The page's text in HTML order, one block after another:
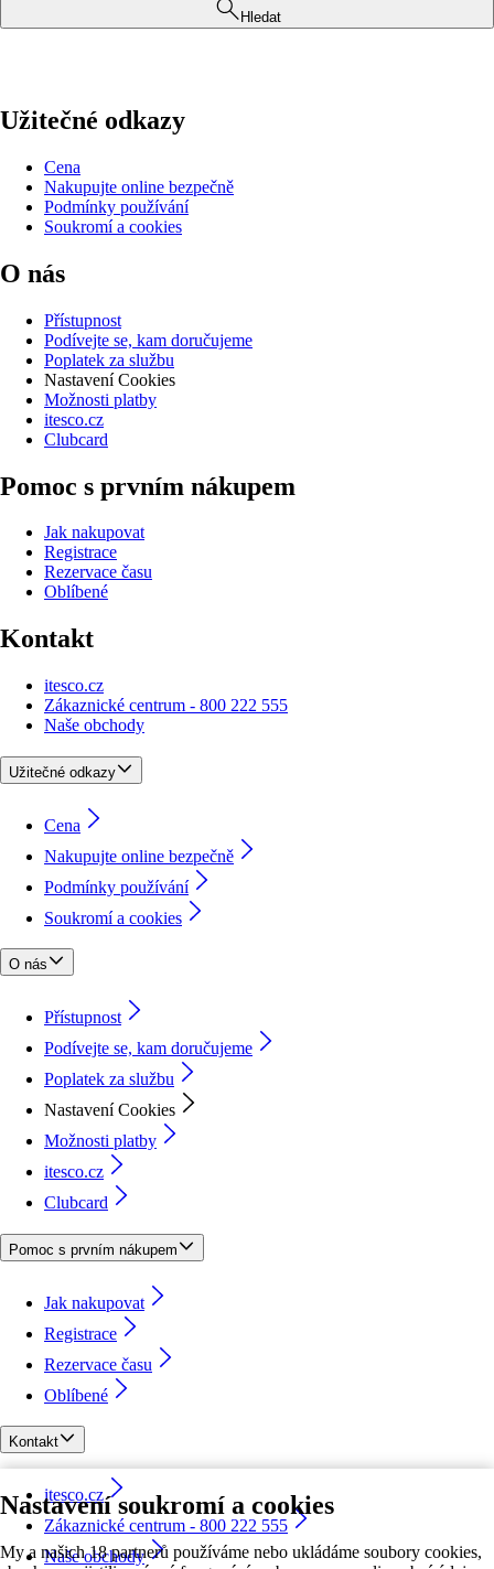
Nastavení soukromí a cookies
My a našich 18 partnerů používáme nebo ukládáme soubory cookies,
Hledat
Užitečné odkazy
Cena
Nakupujte online bezpečně
Podmínky používání
Soukromí a cookies
O nás
Přístupnost
Podívejte se, kam doručujeme
Poplatek za službu
Nastavení Cookies
Možnosti platby
itesco.cz
Clubcard
Pomoc s prvním nákupem
Jak nakupovat
Registrace
Rezervace času
Oblíbené
Kontakt
itesco.cz
Zákaznické centrum - 800 222 555
Naše obchody
Užitečné odkazy
Cena
Nakupujte online bezpečně
Podmínky používání
Soukromí a cookies
O nás
Přístupnost
Podívejte se, kam doručujeme
Poplatek za službu
Nastavení Cookies
Možnosti platby
itesco.cz
Clubcard
Pomoc s prvním nákupem
Jak nakupovat
Registrace
Rezervace času
Oblíbené
Kontakt
itesco.cz
Zákaznické centrum - 800 222 555
Naše obchody